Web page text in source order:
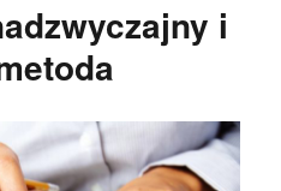
i